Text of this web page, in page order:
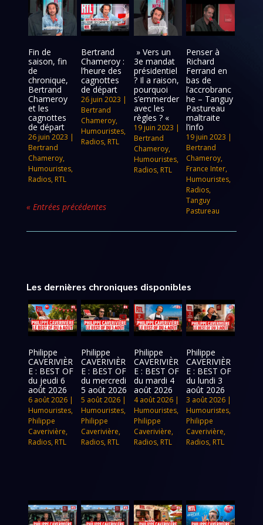
Fin de
saison, fin
de
chronique,
Bertrand
Chameroy
et les
cagnottes
de départ
26 juin 2023 |
Bertrand
Chameroy,
Humouristes,
Radios, RTL
Bertrand
Chameroy :
l’heure des
cagnottes
de départ
26 juin 2023 |
Bertrand
Chameroy,
Humouristes,
Radios, RTL
» Vers un
3e mandat
présidentiel
? Il a raison,
pourquoi
s’emmerder
avec les
règles ? «
19 juin 2023 |
Bertrand
Chameroy,
Humouristes,
Radios, RTL
Penser à
Richard
Ferrand en
bas de
l’accrobranc
he – Tanguy
Pastureau
maltraite
l’info
19 juin 2023 |
Bertrand
Chameroy,
France Inter,
Humouristes,
Radios,
Tanguy
Pastureau
« Entrées précédentes
Les dernières chroniques disponibles
Philippe
CAVERIVIÈR
E : BEST OF
du jeudi 6
août 2026
6 août 2026 |
Humouristes,
Philippe
Caverivière,
Radios, RTL
Philippe
CAVERIVIÈR
E : BEST OF
du mercredi
5 août 2026
5 août 2026|
Humouristes,
Philippe
Caverivière,
Radios, RTL
Philippe
CAVERIVIÈR
E : BEST OF
du mardi 4
août 2026
4 août 2026|
Humouristes,
Philippe
Caverivière,
Radios, RTL
Philippe
CAVERIVIÈR
E : BEST OF
du lundi 3
août 2026
3 août 2026 |
Humouristes,
Philippe
Caverivière,
Radios, RTL